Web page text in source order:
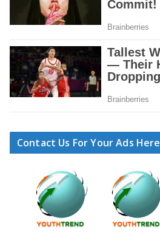
Contact Us For Your Ads Here